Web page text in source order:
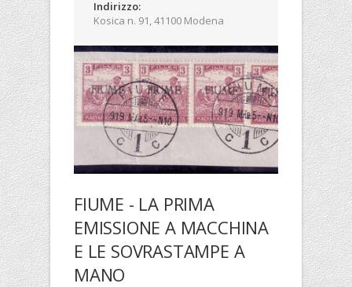
Indirizzo:
Kosica n. 91, 41100 Modena
FIUME - LA PRIMA
EMISSIONE A MACCHINA
E LE SOVRASTAMPE A
MANO